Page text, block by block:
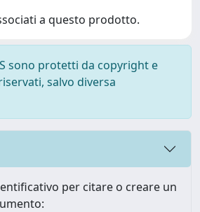
a questo prodotto.
sono protetti da copyright e
salvo diversa
per citare o creare un